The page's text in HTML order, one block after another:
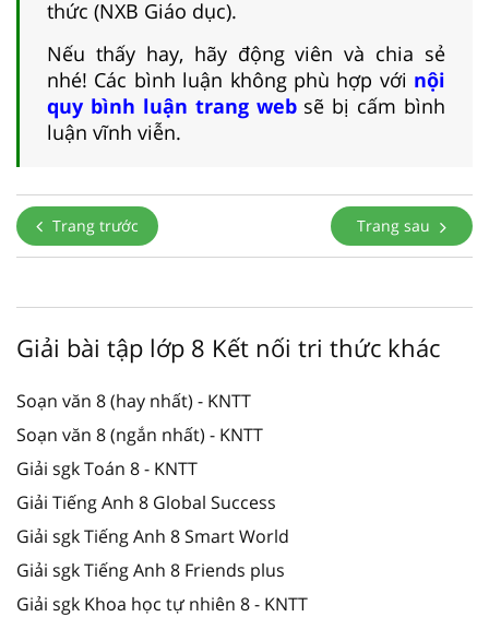
thức (NXB Giáo dục).
Nếu thấy hay, hãy động viên và chia sẻ
nhé! Các bình luận không phù hợp với nội
quy bình luận trang websẽ bị cấm bình
luận vĩnh viễn.
Trang trước Trang sau
Giải bài tập lớp 8 Kết nối tri thức khác
Soạn văn 8 (hay nhất) - KNTT
Soạn văn 8 (ngắn nhất) - KNTT
Giải sgk Toán 8 - KNTT
Giải Tiếng Anh 8 Global Success
Giải sgk Tiếng Anh 8 Smart World
Giải sgk Tiếng Anh 8 Friends plus
Giải sgk Khoa học tự nhiên 8 - KNTT